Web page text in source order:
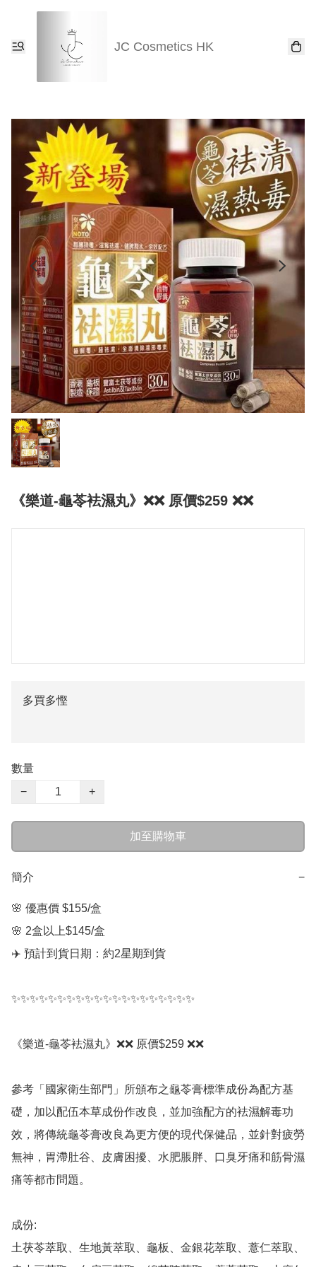
JC Cosmetics HK
《樂道-龜苓袪濕丸》❌❌ 原價$259 ❌❌
多買多慳
數量
−
+
加至購物車
簡介 −
🌸 優惠價 $155/盒
🌸 2盒以上$145/盒
✈️ 預計到貨日期：約2星期到貨
✨✨✨✨✨✨✨✨✨✨✨✨✨✨✨✨✨✨✨✨
《樂道-龜苓袪濕丸》❌❌ 原價$259 ❌❌
參考「國家衛生部門」所頒布之龜苓膏標準成份為配方基
礎，加以配伍本草成份作改良，並加強配方的袪濕解毒功
效，將傳統龜苓膏改良為更方便的現代保健品，並針對疲勞
無神，胃滯肚谷、皮膚困擾、水肥脹胖、口臭牙痛和筋骨濕
痛等都市問題。
成份:
土茯苓萃取、生地黃萃取、龜板、金銀花萃取、薏仁萃取、